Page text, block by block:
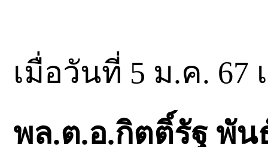
เมื่อวันที่ 5 ม.ค. 67
พล.ต.อ.กิตติ์รัฐ พัน